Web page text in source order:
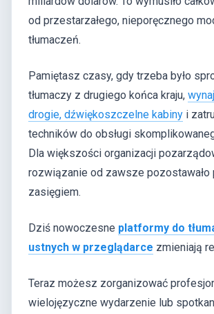
od przestarzałego, nieporęcznego
tłumaczeń.
Pamiętasz czasy, gdy trzeba było
tłumaczy z drugiego końca kraju,
drogie, dźwiękoszczelne kabiny i
techników do obsługi
Dla większości organizacji
rozwiązanie od zawsze pozostawało
zasięgiem.
Dziś nowoczesne platformy do
ustnych w przeglądarce zmieniają
Teraz możesz zorganizować
wielojęzyczne wydarzenie lub